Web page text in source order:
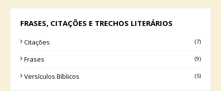
FRASES, CITAÇÕES E TRECHOS LITERÁRIOS
Citações (7)
Frases (9)
Versículos Bíblicos (5)